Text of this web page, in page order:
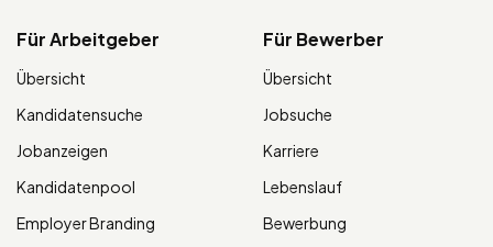
Für Arbeitgeber
Übersicht
Kandidatensuche
Jobanzeigen
Kandidatenpool
Employer Branding
Für Bewerber
Übersicht
Jobsuche
Karriere
Lebenslauf
Bewerbung